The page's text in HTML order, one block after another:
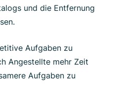
und die Entfernung
Aufgaben zu
Angestellte mehr Zeit
Aufgaben zu